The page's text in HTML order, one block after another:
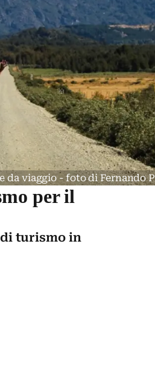
da viaggio - foto di Fernando
per il
turismo in